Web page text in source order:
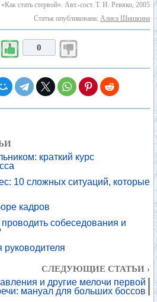
стать стервой». Авт.-сост. Т. И. Ревяко, 2005
Статья опубликована: Алиса Шишкина
0
краткий курс
10 сложных ситуаций, которые
кадров
собеседования и
СЛЕДУЮЩИЕ СТАТЬИ ›
и другие мелочи первой
мануал для больших боссов